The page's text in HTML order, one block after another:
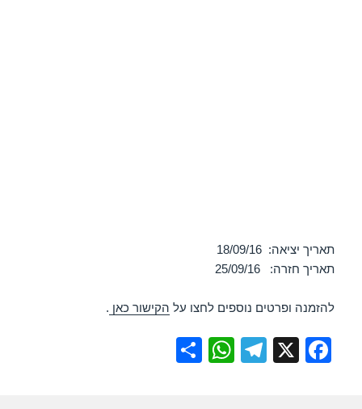
תאריך יציאה: 18/09/16
תאריך חזרה: 25/09/16
להזמנה ופרטים נוספים לחצו על הקישור כאן .
F
X
T
W